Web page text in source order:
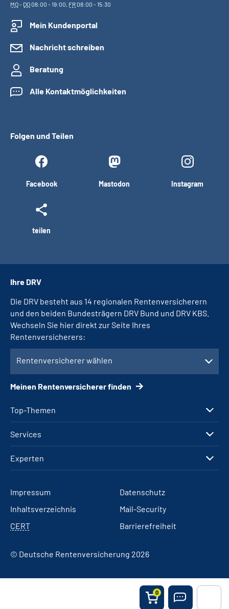
0
MO- DO08:00 - 19:00, FR08:00 - 15:30
Mein Kundenportal
Nachricht schreiben
Beratung
Alle Kontaktmöglichkeiten
Folgen und Teilen
Facebook Mastodon Instagram
teilen
Top-Themen
Services
Experten
Ihre DRV
Die DRV besteht aus 14 regionalen Rentenversicherern
und den beiden Bundesträgern DRV Bund und DRV KBS.
Wechseln Sie hier direkt zur Seite Ihres
Rentenversicherers:
Rentenversicherer wählen
Meinen Rentenversicherer finden
Impressum
Datenschutz
Inhaltsverzeichnis
Mail-Security
CERT
Barrierefreiheit
© Deutsche Rentenversicherung 2026